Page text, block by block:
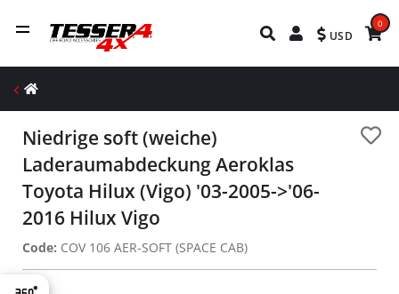
USD
0
Niedrige soft (weiche)
Laderaumabdeckung Aeroklas
Toyota Hilux (Vigo) '03-2005->'06-
2016 Hilux Vigo
Code: COV 106 AER-SOFT (SPACE CAB)